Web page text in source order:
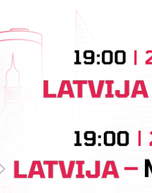
SĀKUMS
Maksims Siņicins